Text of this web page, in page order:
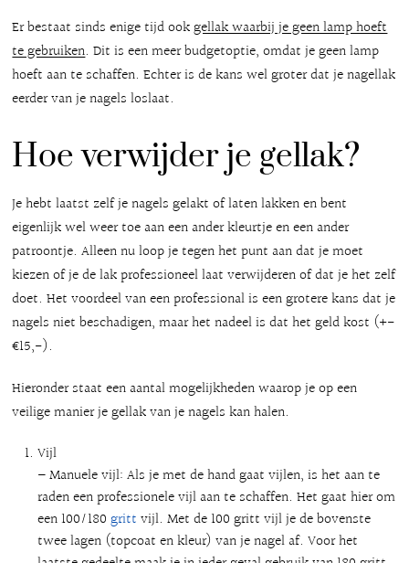
Er bestaat sinds enige tijd ookgellak waarbij je geen lamp hoeft
te gebruiken. Dit is een meer budgetoptie, omdat je geen lamp
hoeft aan te schaffen. Echter is de kans wel groter dat je nagellak
eerder van je nagels loslaat.
Hoe verwijder je gellak?
Je hebt laatst zelf je nagels gelakt of laten lakken en bent
eigenlijk wel weer toe aan een ander kleurtje en een ander
patroontje. Alleen nu loop je tegen het punt aan dat je moet
kiezen of je de lak professioneel laat verwijderen of dat je het zelf
doet. Het voordeel van een professional is een grotere kans dat je
nagels niet beschadigen, maar het nadeel is dat het geld kost (+-
€15,-).
Hieronder staat een aantal mogelijkheden waarop je op een
veilige manier je gellak van je nagels kan halen.
Vijl
– Manuele vijl: Als je met de hand gaat vijlen, is het aan te
raden een professionele vijl aan te schaffen. Het gaat hier om
een 100/180gritt vijl. Met de 100 gritt vijl je de bovenste
twee lagen (topcoat en kleur) van je nagel af. Voor het